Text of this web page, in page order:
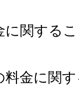
関するこ
金に関す